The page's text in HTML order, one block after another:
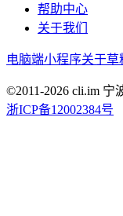
帮助中心
关于我们
电脑端小程序关于草
©2011-2026 cli.im 宁
浙ICP备12002384号